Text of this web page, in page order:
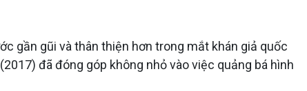
gần gũi và thân thiện hơn trong mắt khán giả quốc
đã đóng góp không nhỏ vào việc quảng bá hình